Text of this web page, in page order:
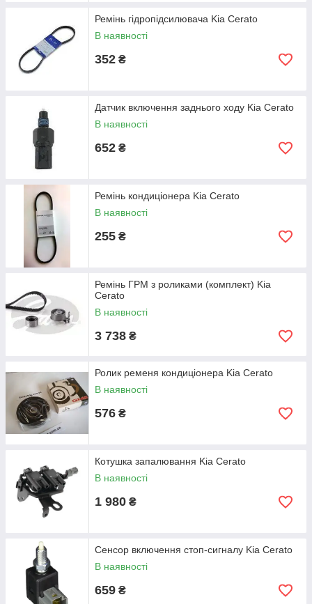
Ремінь гідропідсилювача Kia Cerato
В наявності
352 ₴
Датчик включення заднього ходу Kia Cerato
В наявності
652 ₴
Ремінь кондиціонера Kia Cerato
В наявності
255 ₴
Ремінь ГРМ з роликами (комплект) Kia
Cerato
В наявності
3 738 ₴
Ролик ременя кондиціонера Kia Cerato
В наявності
576 ₴
Котушка запалювання Kia Cerato
В наявності
1 980 ₴
Сенсор включення стоп-сигналу Kia Cerato
В наявності
659 ₴